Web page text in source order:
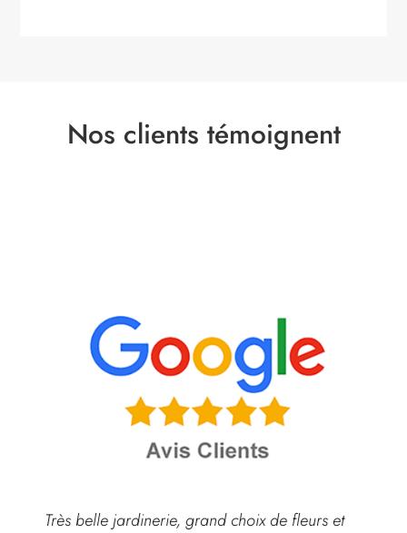
Nos clients témoignent
Très belle jardinerie, grand choix de fleurs et